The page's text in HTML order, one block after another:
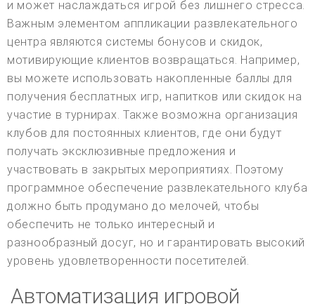
и может наслаждаться игрой без лишнего стресса.
Важным элементом аппликации развлекательного
центра являются системы бонусов и скидок,
мотивирующие клиентов возвращаться. Например,
вы можете использовать накопленные баллы для
получения бесплатных игр, напитков или скидок на
участие в турнирах. Также возможна организация
клубов для постоянных клиентов, где они будут
получать эксклюзивные предложения и
участвовать в закрытых мероприятиях. Поэтому
программное обеспечение развлекательного клуба
должно быть продумано до мелочей, чтобы
обеспечить не только интересный и
разнообразный досуг, но и гарантировать высокий
уровень удовлетворенности посетителей.
Автоматизация игровой